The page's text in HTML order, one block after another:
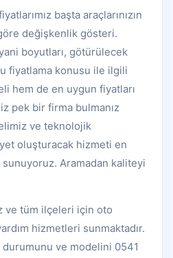
başta araçlarınızın
değişkenlik gösteri.
boyutları, götürülecek
fiyatlama konusu ile ilgili
hem de en uygun fiyatları
pek bir firma bulmanız
ve teknolojik
oluşturacak hizmeti en
Aramadan kaliteyi
ve tüm ilçeleri için oto
hizmetleri sunmaktadır.
ve modelini 0541